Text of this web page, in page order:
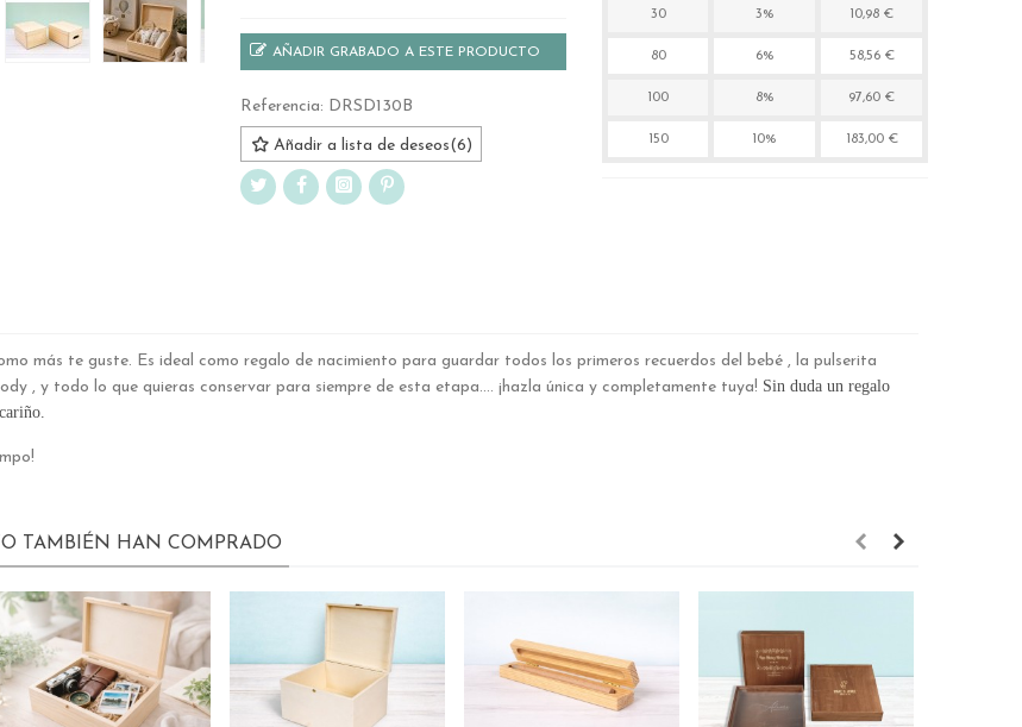
AÑADIR GRABADO A ESTE PRODUCTO
Referencia: DRSD130B
Añadir a lista de deseos(6)
30 3% 10,98 €
80 6% 58,56 €
100 8% 97,60 €
150 10% 183,00 €
más te guste. Es ideal como regalo de nacimiento para guardar todos los primeros recuerdos del bebé , la pulserita
, y todo lo que quieras conservar para siempre de esta etapa.... ¡hazla única y completamente tuya! Sin duda un regalo
TAMBIÉN HAN COMPRADO